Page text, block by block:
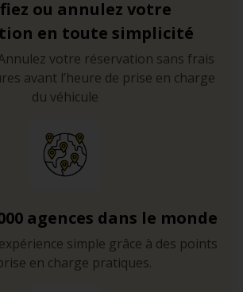
ou annulez votre
en toute simplicité
votre réservation sans frais
avant l’heure de prise en charge
du véhicule
agences dans le monde
simple grâce à des points
en charge pratiques.